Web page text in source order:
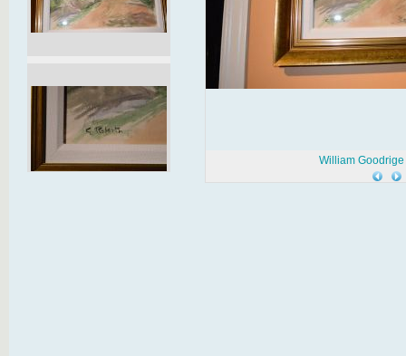
William